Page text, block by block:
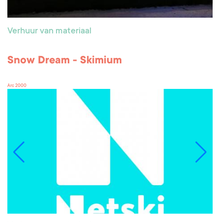
Verhuur van materiaal
Snow Dream - Skimium
Arc 2000